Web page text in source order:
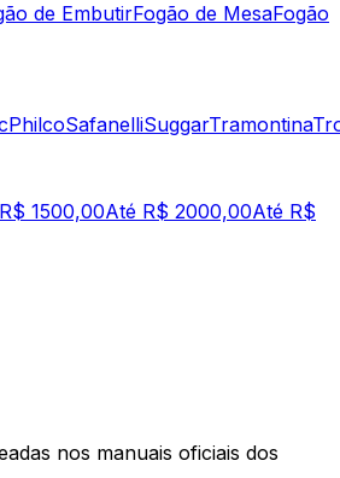
de EmbutirFogão de MesaFogão
PhilcoSafanelliSuggarTramontina
1500,00Até R$ 2000,00Até R$
nos manuais oficiais dos